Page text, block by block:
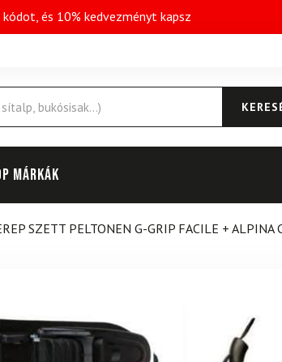
kódot, és 10% kedvezményt kapsz
márkák
SZETT PELTONEN G-GRIP FACILE + ALPINA